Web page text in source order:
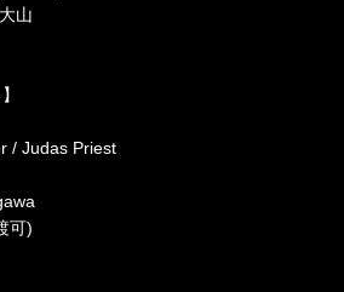
山
/ Judas Priest
可)